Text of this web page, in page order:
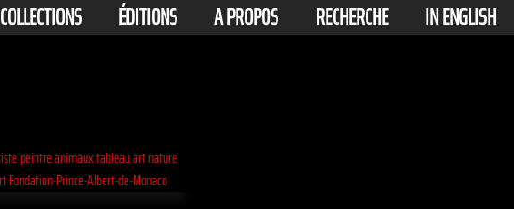
COLLECTIONS ÉDITIONS A PROPOS RECHERCHE IN ENGLISH